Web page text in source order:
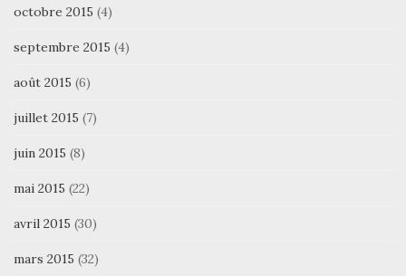
octobre 2015 (4)
septembre 2015 (4)
août 2015 (6)
juillet 2015 (7)
juin 2015 (8)
mai 2015 (22)
avril 2015 (30)
mars 2015 (32)